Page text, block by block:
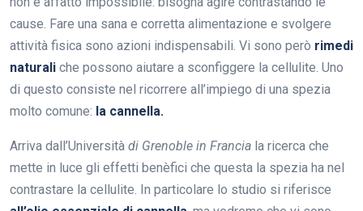
cause. Fare una sana e corretta alimentazione e svolgere
attività fisica sono azioni indispensabili. Vi sono però rimedi
naturali che possono aiutare a sconfiggere la cellulite. Uno
di questo consiste nel ricorrere all’impiego di una spezia
molto comune: la cannella.
Arriva dall’Università di Grenoble in Francia la ricerca che
mette in luce gli effetti benèfici che questa la spezia ha nel
contrastare la cellulite. In particolare lo studio si riferisce